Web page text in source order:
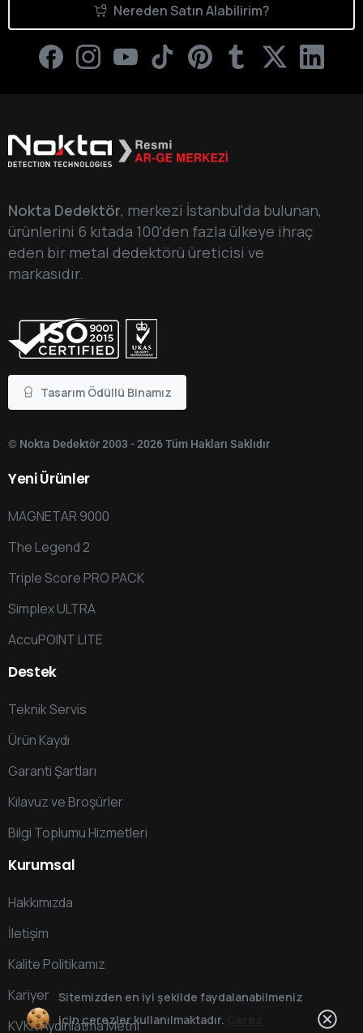
Nereden Satın Alabilirim?
Nokta Dedektör, merkezi İstanbul'da bulunan,
ürünlerini 6 kıtada 100'den fazla ülkeye ihraç
eden bir metal dedektörü üreticisi ve
markasıdır.
Tasarım Ödüllü Binamız
© Nokta Dedektör 2003 - 2026 Tüm Hakları Saklıdır
YeniÜrünler
MAGNETAR 9000
The Legend 2
Triple Score PRO PACK
Simplex ULTRA
AccuPOINT LITE
Destek
Teknik Servis
Ürün Kaydı
Garanti Şartları
Kılavuz ve Broşürler
Bilgi Toplumu Hizmetleri
Kurumsal
Hakkımızda
İletişim
Kalite Politikamız
Kariyer
KVKK Aydınlatma Metni
Sitemizden en iyi şekilde faydalanabilmeniz
için çerezler kullanılmaktadır.